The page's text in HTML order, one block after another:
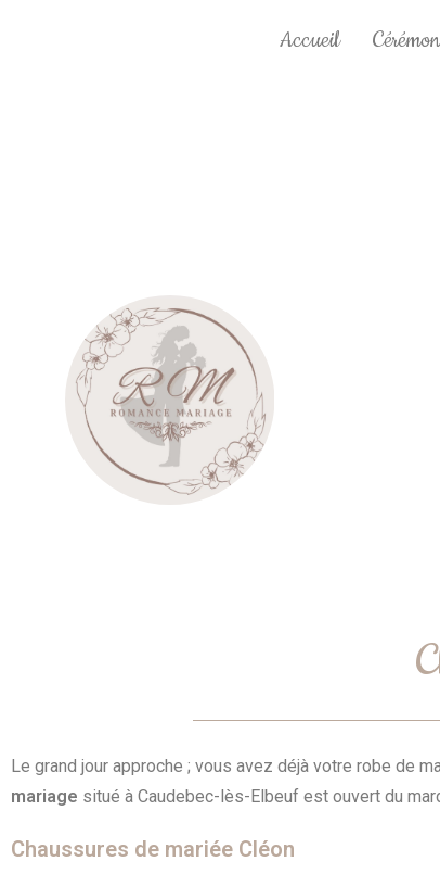
Accueil
Le grand jour approche ; vous avez déjà votre robe de
mariage situé à Caudebec-lès-Elbeuf est ouvert du
Chaussures de mariée Cléon